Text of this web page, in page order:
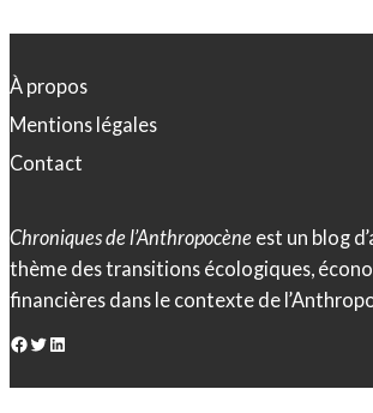
À propos
Mentions légales
Contact
Chroniques de l’Anthropocène est un blog
thème des transitions écologiques,
financières dans le contexte de
Facebook Twitter LinkedIn